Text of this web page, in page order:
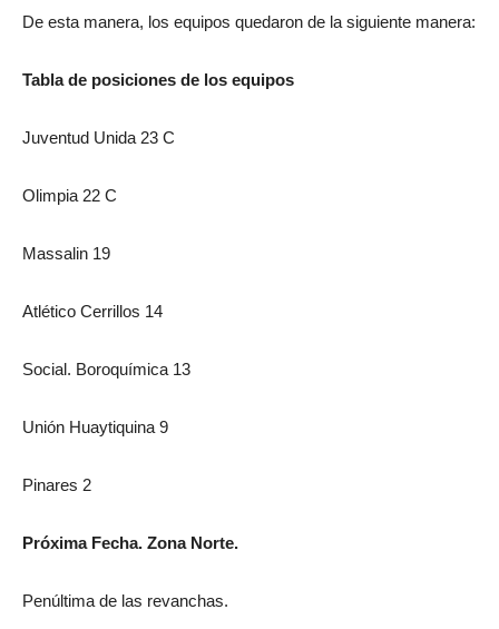
De esta manera, los equipos quedaron de la siguiente manera:
Tabla de posiciones de los equipos
Juventud Unida 23 C
Olimpia 22 C
Massalin 19
Atlético Cerrillos 14
Social. Boroquímica 13
Unión Huaytiquina 9
Pinares 2
Próxima Fecha. Zona Norte.
Penúltima de las revanchas.